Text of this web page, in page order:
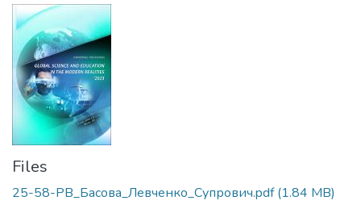
Files
25-58-PB_Басова_Левченко_Супрович.pdf(1.84 MB)